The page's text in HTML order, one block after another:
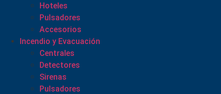
Hoteles
Pulsadores
Accesorios
Incendio y Evacuación
Centrales
Detectores
Sirenas
Pulsadores